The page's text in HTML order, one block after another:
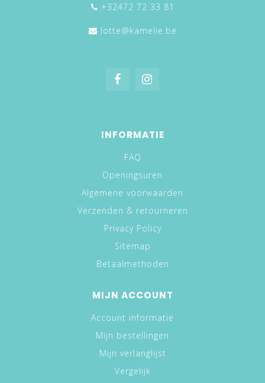
+32472 72 33 81
lotte@kamelie.be
INFORMATIE
FAQ
Openingsuren
Algemene voorwaarden
Verzenden & retourneren
Privacy Policy
Sitemap
Betaalmethoden
MIJN ACCOUNT
Account informatie
Mijn bestellingen
Mijn verlanglijst
Vergelijk